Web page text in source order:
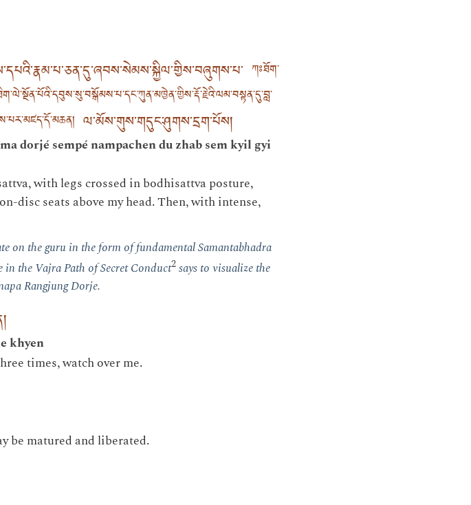
ཀཿཐོག་
ལ་མོས་གུས་གདུང་ཤུགས་དྲག་པོས།
dorjé sempé nampachen du zhab sem kyil gyi
with legs crossed in bodhisattva posture,
disc seats above my head. Then, with intense,
on the guru in the form of fundamental Samantabhadra
the Vajra Path of Secret Conduct2says to visualize the
Rangjung Dorje.
khyen
times, watch over me.
be matured and liberated.